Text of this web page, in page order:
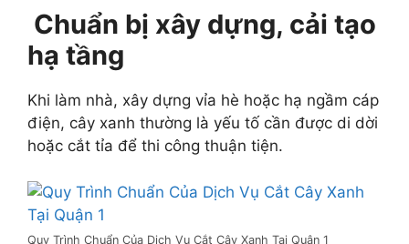
Chuẩn bị xây dựng, cải tạo
hạ tầng
Khi làm nhà, xây dựng vỉa hè hoặc hạ ngầm cáp
điện, cây xanh thường là yếu tố cần được di dời
hoặc cắt tỉa để thi công thuận tiện.
Quy Trình Chuẩn Của Dịch Vụ Cắt Cây Xanh Tại Quận 1